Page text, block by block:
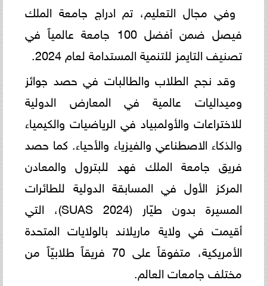
وفي مجال التعليم، تم ادراج جامعة الملك
فيصل ضمن أفضل 100 جامعة عالمياً في
تصنيف التايمز للتنمية المستدامة لعام 2024.
وقد نجح الطلاب والطالبات في حصد جوائز
وميداليات عالمية في المعارض الدولية
للاختراعات والأولمبياد في الرياضيات والكيمياء
والذكاء الاصطناعي والفيزياء والأحياء. كما حصد
فريق جامعة الملك فهد للبترول والمعادن
المركز الأول في المسابقة الدولية للطائرات
المسيرة بدون طيّار (SUAS 2024)، التي
أقيمت في ولاية ماريلاند بالولايات المتحدة
الأمريكية، متفوقاً على 70 فريقاً طلابيّاً من
مختلف جامعات العالم.